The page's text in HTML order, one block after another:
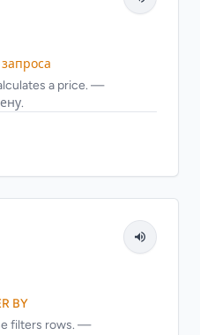
a price. —
BY
filters rows. —